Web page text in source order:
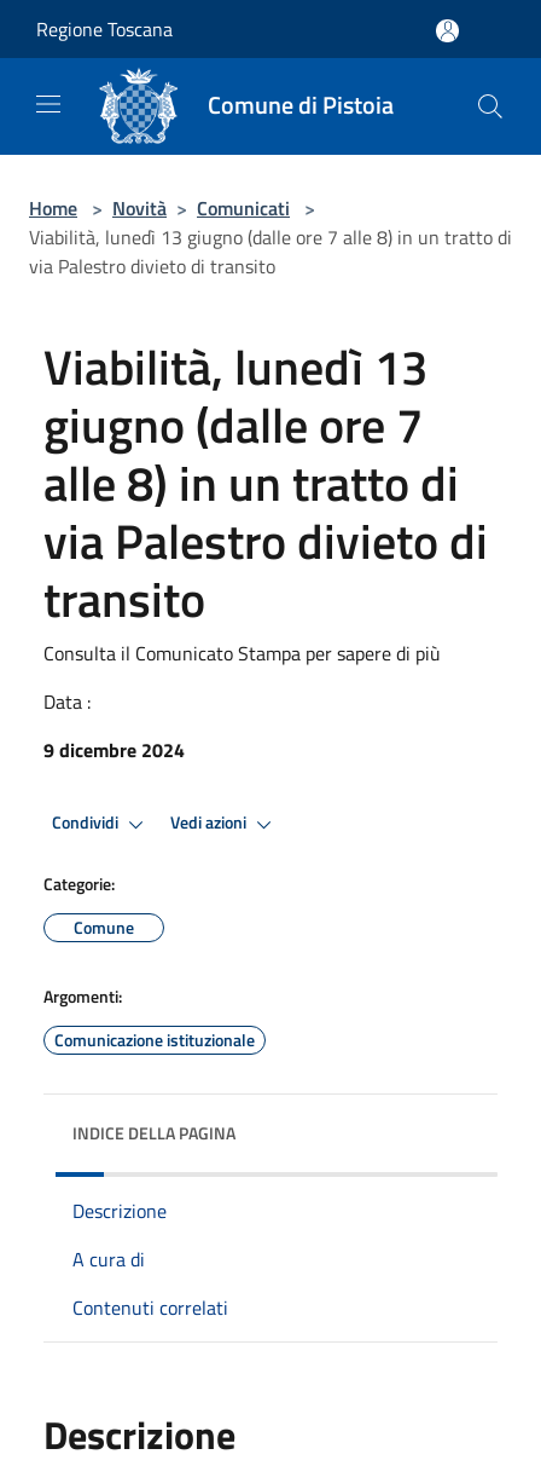
Regione Toscana
Comune di Pistoia
Home > Novità > Comunicati >
Viabilità, lunedì 13 giugno (dalle ore 7 alle 8) in un tratto di
via Palestro divieto di transito
Viabilità, lunedì 13
giugno (dalle ore 7
alle 8) in un tratto di
via Palestro divieto di
transito
Consulta il Comunicato Stampa per sapere di più
Data :
9 dicembre 2024
Condividi Vedi azioni
Categorie:
Comune
Argomenti:
Comunicazione istituzionale
INDICE DELLA PAGINA
Descrizione
A cura di
Contenuti correlati
Descrizione